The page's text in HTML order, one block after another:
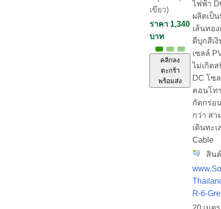
เขียว)
ราคา 1,340
บาท
คลิกลง
ตะกร้า
พร้อมส่ง
ไฟฟ้า
ผลิตเป็
เส้นทอ
ดีบุกสีเ
เซลล์
ไม่เกิด
DC โซ
คอนโท
กัดกร่อ
กว่า สา
เดินทะเ
Cable
สิน
R-6-